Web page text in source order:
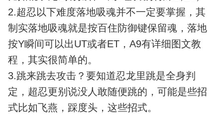
2.超忍以下难度落地吸魂并不一定要掌握，其
制实落地吸魂就是按百住防御键保留魂，落地
按Y瞬间可以出UT或者ET，A9有详细图文教
程，其实很简单的。
3.跳来跳去攻击？要知道忍龙里跳是全身判
定，超忍更别说没人敢随便跳的，可能是些招
式比如飞燕，踩度头，这些招式。